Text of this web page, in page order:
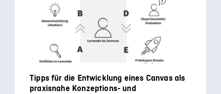
Tipps für die Entwicklung eines Canvas als
praxisnahe Konzeptions- und